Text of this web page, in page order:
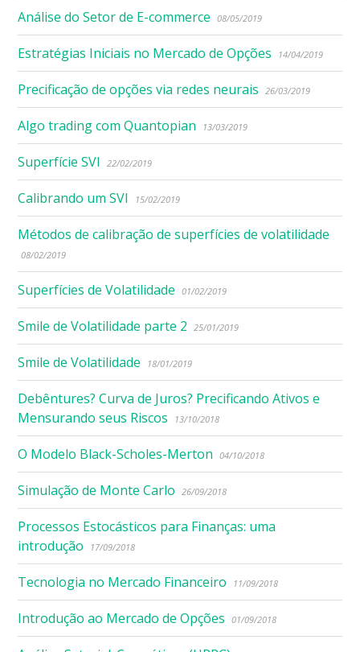
Análise do Setor de E-commerce 08/05/2019
Estratégias Iniciais no Mercado de Opções 14/04/2019
Precificação de opções via redes neurais 26/03/2019
Algo trading com Quantopian 13/03/2019
Superfície SVI 22/02/2019
Calibrando um SVI 15/02/2019
Métodos de calibração de superfícies de volatilidade
08/02/2019
Superfícies de Volatilidade 01/02/2019
Smile de Volatilidade parte 2 25/01/2019
Smile de Volatilidade 18/01/2019
Debêntures? Curva de Juros? Precificando Ativos e
Mensurando seus Riscos
13/10/2018
O Modelo Black-Scholes-Merton 04/10/2018
Simulação de Monte Carlo 26/09/2018
Processos Estocásticos para Finanças: uma
introdução
17/09/2018
Tecnologia no Mercado Financeiro 11/09/2018
Introdução ao Mercado de Opções 01/09/2018